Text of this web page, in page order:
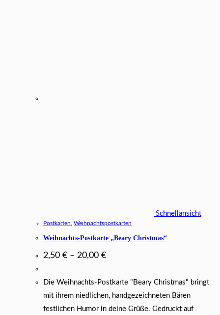
Schnellansicht
Postkarten Weihnachtspostkarten
Weihnachts-Postkarte „Beary Christmas“
2,50 € – 20,00 €
Die Weihnachts-Postkarte "Beary Christmas" bringt
mit ihrem niedlichen, handgezeichneten Bären
festlichen Humor in deine Grüße. Gedruckt auf